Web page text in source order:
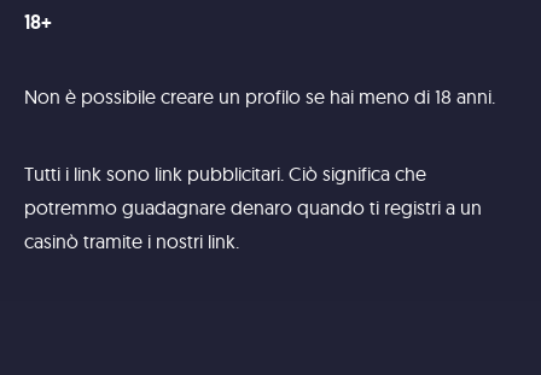
18+
Non è possibile creare un profilo se hai meno di 18 anni.
Tutti i link sono link pubblicitari. Ciò significa che
potremmo guadagnare denaro quando ti registri a un
casinò tramite i nostri link.